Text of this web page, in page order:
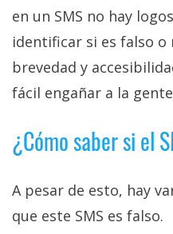
en un SMS no hay
identificar si es falso o
brevedad y
fácil engañar a la
¿Cómo saber si el
A pesar de esto, hay
que este SMS es falso.